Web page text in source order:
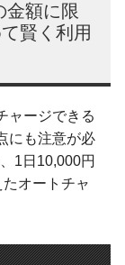
金額に限
賢く利用
ャージできる
にも注意が必
1日10,000円
オートチャ